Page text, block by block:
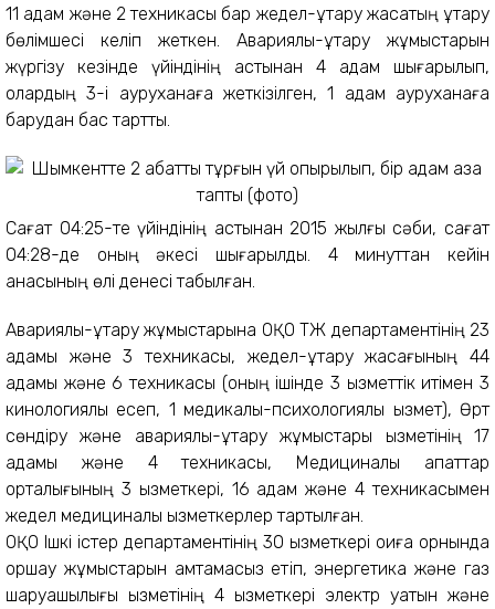
11 адам және 2 техникасы бар жедел-құтқару жасақтың құтқару
бөлімшесі келіп жеткен. Авариялық-құтқару жұмыстарын
жүргізу кезінде үйіндінің астынан 4 адам шығарылып,
олардың 3-і ауруханаға жеткізілген, 1 адам ауруханаға
барудан бас тартты.
Сағат 04:25-те үйіндінің астынан 2015 жылғы сәби, сағат
04:28-де оның әкесі шығарылды. 4 минуттан кейін
анасының өлі денесі табылған.
Авариялық-құтқару жұмыстарына ОҚО ТЖ департаментінің 23
адамы және 3 техникасы, жедел-құтқару жасағының 44
адамы және 6 техникасы (оның ішінде 3 қызметтік итімен 3
кинологиялық есеп, 1 медикалық-психологиялық қызмет), Өрт
сөндіру және авариялық-құтқару жұмыстары қызметінің 17
адамы және 4 техникасы, Медициналық апаттар
орталығының 3 қызметкері, 16 адам және 4 техникасымен
жедел медициналық қызметкерлер тартылған.
ОҚО Ішкі істер департаментінің 30 қызметкері оқиға орнында
қоршау жұмыстарын қамтамасыз етіп, энергетика және газ
шаруашылығы қызметінің 4 қызметкері электр қуатын және